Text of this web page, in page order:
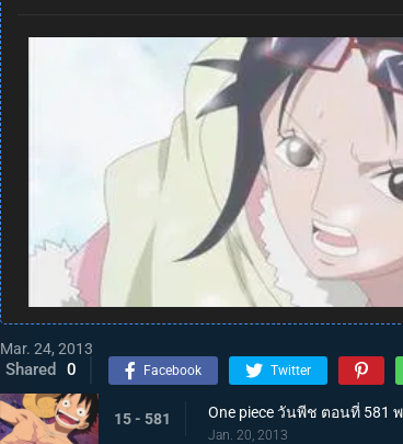
Mar. 24, 2013
Shared 0 Facebook Twitter
15 - 581 One piece วันพีช ตอนที่ 581
Jan. 20, 2013